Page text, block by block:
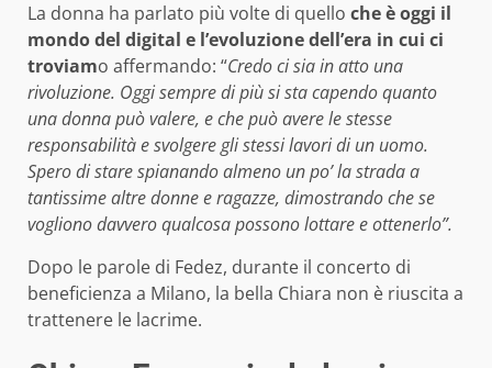
La donna ha parlato più volte di quello che è oggi il
mondo del digital e l’evoluzione dell’era in cui ci
troviamo affermando: “Credo ci sia in atto una
rivoluzione. Oggi sempre di più si sta capendo quanto
una donna può valere, e che può avere le stesse
responsabilità e svolgere gli stessi lavori di un uomo.
Spero di stare spianando almeno un po’ la strada a
tantissime altre donne e ragazze, dimostrando che se
vogliono davvero qualcosa possono lottare e ottenerlo”.
Dopo le parole di Fedez, durante il concerto di
beneficienza a Milano, la bella Chiara non è riuscita a
trattenere le lacrime.